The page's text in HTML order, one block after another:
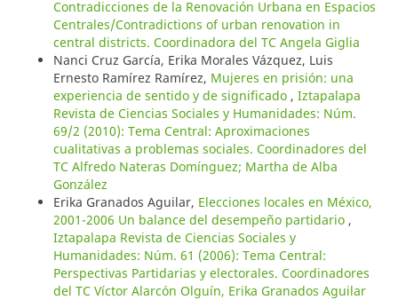
Contradicciones de la Renovación Urbana en Espacios
Centrales/Contradictions of urban renovation in
central districts. Coordinadora del TC Angela Giglia
Nanci Cruz García, Erika Morales Vázquez, Luis
Ernesto Ramírez Ramírez, Mujeres en prisión: una
experiencia de sentido y de significado , Iztapalapa
Revista de Ciencias Sociales y Humanidades: Núm.
69/2 (2010): Tema Central: Aproximaciones
cualitativas a problemas sociales. Coordinadores del
TC Alfredo Nateras Domínguez; Martha de Alba
González
Erika Granados Aguilar, Elecciones locales en México,
2001-2006 Un balance del desempeño partidario ,
Iztapalapa Revista de Ciencias Sociales y
Humanidades: Núm. 61 (2006): Tema Central:
Perspectivas Partidarias y electorales. Coordinadores
del TC Víctor Alarcón Olguín, Erika Granados Aguilar